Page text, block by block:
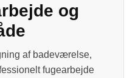
og
af badeværelse,
fugearbejde